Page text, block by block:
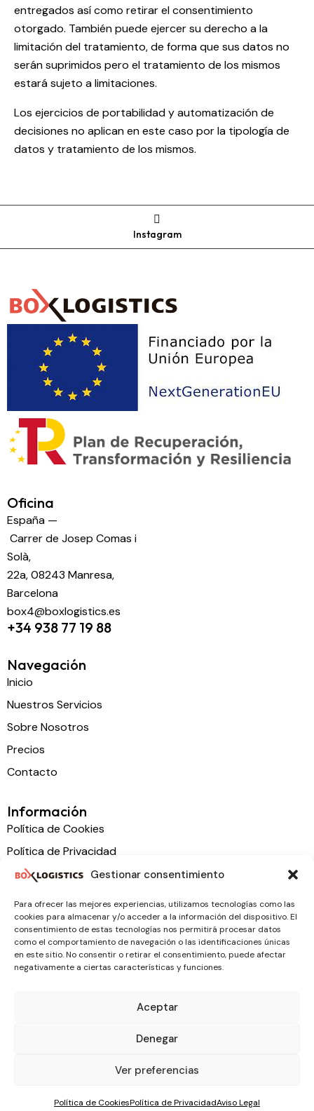
Gestionar consentimiento
Para ofrecer las mejores experiencias, utilizamos tecnologías como las
cookies para almacenar y/o acceder a la información del dispositivo. El
consentimiento de estas tecnologías nos permitirá procesar datos
como el comportamiento de navegación o las identificaciones únicas
en este sitio. No consentir o retirar el consentimiento, puede afectar
negativamente a ciertas características y funciones.
Aceptar
Denegar
Ver preferencias
Política de CookiesPolítica de PrivacidadAviso Legal
entregados así como retirar el consentimiento
otorgado. También puede ejercer su derecho a la
limitación del tratamiento, de forma que sus datos no
serán suprimidos pero el tratamiento de los mismos
estará sujeto a limitaciones.
Los ejercicios de portabilidad y automatización de
decisiones no aplican en este caso por la tipología de
datos y tratamiento de los mismos.
Instagram
Oficina
España —
Carrer de Josep Comas i
Solà,
22a, 08243 Manresa,
Barcelona
box4@boxlogistics.es
+34 938 77 19 88
Navegación
Inicio
Nuestros Servicios
Sobre Nosotros
Precios
Contacto
Información
Política de Cookies
Política de Privacidad
Declaración de Accesibilidad
ES
reservados. Diseñado web con ♥ porWin